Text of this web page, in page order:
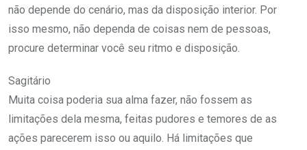
não depende do cenário, mas da disposição interior. Por
isso mesmo, não dependa de coisas nem de pessoas,
procure determinar você seu ritmo e disposição.
Sagitário
Muita coisa poderia sua alma fazer, não fossem as
limitações dela mesma, feitas pudores e temores de as
ações parecerem isso ou aquilo. Há limitações que